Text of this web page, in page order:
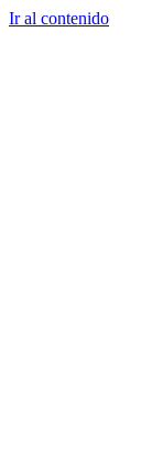
Ir al contenido